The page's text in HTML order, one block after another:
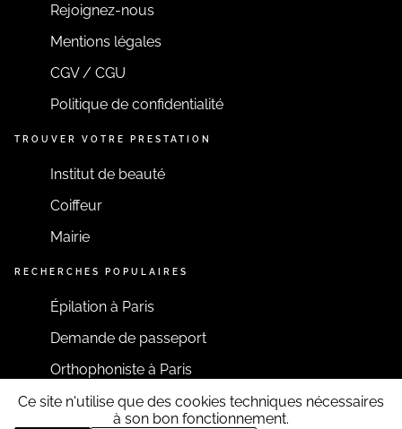
Rejoignez-nous
Mentions légales
CGV / CGU
Politique de confidentialité
TROUVER VOTRE PRESTATION
Institut de beauté
Coiffeur
Mairie
RECHERCHES POPULAIRES
Épilation à Paris
Demande de passeport
Orthophoniste à Paris
RESTONS CONNECTÉS
Ce site n'utilise que des cookies techniques nécessaires
à son bon fonctionnement.